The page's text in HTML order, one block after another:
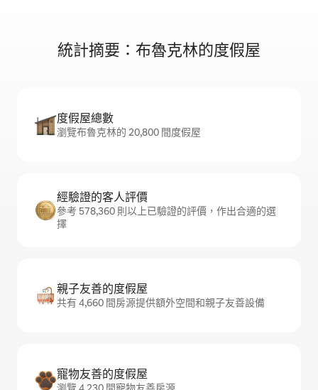
統計摘要：布魯克林的度假屋
度假屋總數
瀏覽布魯克林的 20,800 間度假屋
經驗證的客人評價
參考 578,360 則以上已驗證的評價，作出合適的選
擇
親子友善的度假屋
共有 4,660 間房源提供額外空間和親子友善設備
寵物友善的度假屋